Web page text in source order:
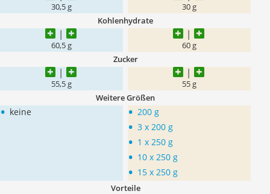
30,5 g 30 g
Kohlenhydrate
60,5 g 60 g
Zucker
55,5 g 55 g
Weitere Größen
• keine • 200 g
• 3 x 200 g
• 1 x 250 g
• 10 x 250 g
• 15 x 250 g
Vorteile